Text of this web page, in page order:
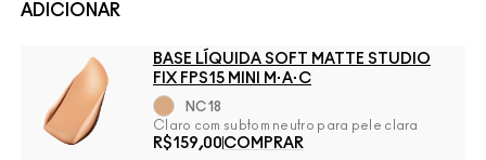
ADICIONAR
BASE LÍQUIDA SOFT MATTE STUDIO
FIX FPS15 MINI M·A·C
NC18
Claro com subtom neutro para pele clara
R$159,00 COMPRAR